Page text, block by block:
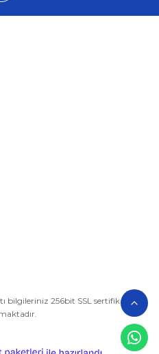
bilgileriniz 256bit SSL sertifikası ile